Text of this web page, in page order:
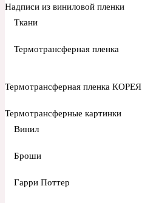
Надписи из виниловой пленки
Ткани
Термотрансферная пленка
Термотрансферная пленка КОРЕЯ
Термотрансферные картинки
Винил
Броши
Гарри Поттер